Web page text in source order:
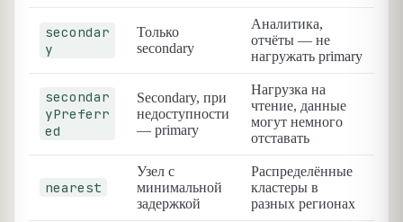
secondar
y
Только
secondary
Аналитика,
отчёты — не
нагружать primary
secondar
yPreferr
ed
Secondary, при
недоступности
— primary
Нагрузка на
чтение, данные
могут немного
отставать
nearest
Узел с
минимальной
задержкой
Распределённые
кластеры в
разных регионах